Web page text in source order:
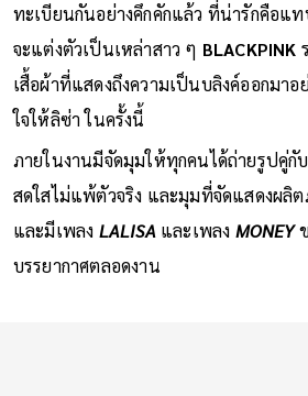
ทะเบียนกันอย่างคึกคักแล้ว ที่น่ารักคือแ
จะแต่งตัวเป็นเหล่าสาว ๆ BLACKPINK
เสื้อผ้าที่แสดงถึงความเป็นบลิงค์ออกมาอ
ใจให้ลิซ่า ในครั้งนี้
ภายในงานมีจัดมุมให้ทุกคนได้ถ่ายรูปคู่กั
สดใสไม่แพ้ตัวจริง และมุมที่จัดแสดงผลิ
และมีเพลง LALISA และเพลง MONEY
บรรยากาศตลอดงาน